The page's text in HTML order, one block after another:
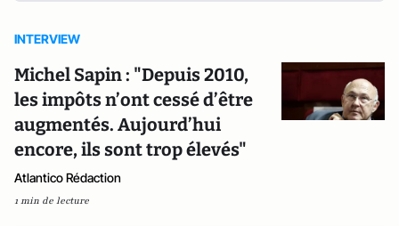
INTERVIEW
Michel Sapin : "Depuis 2010,
les impôts n’ont cessé d’être
augmentés. Aujourd’hui
encore, ils sont trop élevés"
Atlantico Rédaction
1 min de lecture